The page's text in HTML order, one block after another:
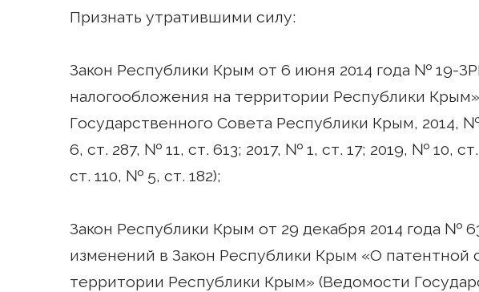
Признать утратившими силу:
Закон Республики Крым от 6 июня 2014 года № 19-
налогообложения на территории Республики
Государственного Совета Республики Крым, 2014,
6, ст. 287, № 11, ст. 613; 2017, № 1, ст. 17; 2019, № 10,
ст. 110, № 5, ст. 182);
Закон Республики Крым от 29 декабря 2014 года №
изменений в Закон Республики Крым «О патентной
территории Республики Крым» (Ведомости